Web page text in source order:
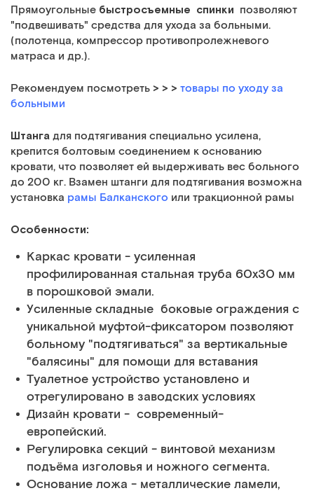
Прямоугольные быстросъемные спинки позволяют
"подвешивать" средства для ухода за больными.
(полотенца, компрессор противопролежневого
матраса и др.).
Рекомендуем посмотреть > > > товары по уходу за
больными
Штанга для подтягивания специально усилена,
крепится болтовым соединением к основанию
кровати, что позволяет ей выдерживать вес больного
до 200 кг. Взамен штанги для подтягивания возможна
установка рамы Балканского или тракционной рамы
Особенности:
Каркас кровати - усиленная
профилированная стальная труба 60х30 мм
в порошковой эмали.
Усиленные складные боковые ограждения с
уникальной муфтой-фиксатором позволяют
больному "подтягиваться" за вертикальные
"балясины" для помощи для вставания
Туалетное устройство установлено и
отрегулировано в заводских условиях
Дизайн кровати - современный-
европейский.
Регулировка секций - винтовой механизм
подъёма изголовья и ножного сегмента.
Основание ложа - металлические ламели,